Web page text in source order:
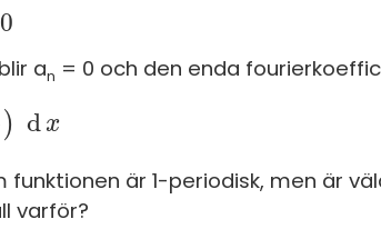
0
an = 0 och den enda
) d x
är 1-periodisk, men är
varför?